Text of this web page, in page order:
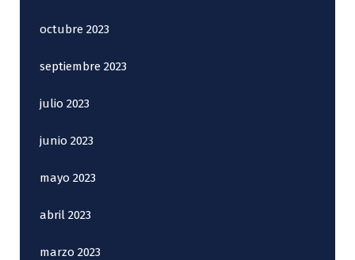
octubre 2023
septiembre 2023
julio 2023
junio 2023
mayo 2023
abril 2023
marzo 2023